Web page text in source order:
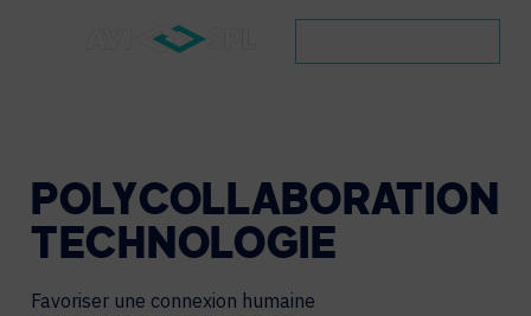
POLYCOLLABORATION
TECHNOLOGIE
Favoriser une connexion humaine